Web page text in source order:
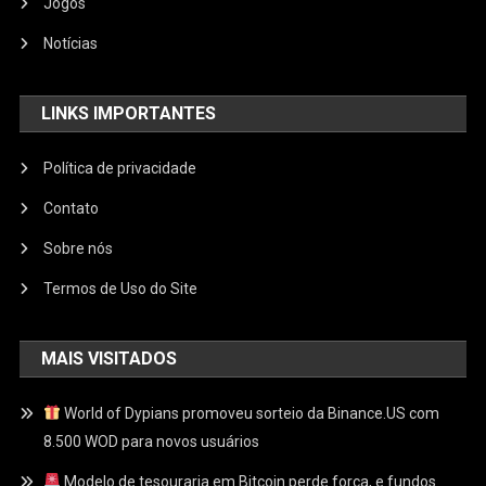
Notícias
LINKS IMPORTANTES
Política de privacidade
Contato
Sobre nós
Termos de Uso do Site
MAIS VISITADOS
World of Dypians promoveu sorteio da Binance.US com
8.500 WOD para novos usuários
Modelo de tesouraria em Bitcoin perde força, e fundos